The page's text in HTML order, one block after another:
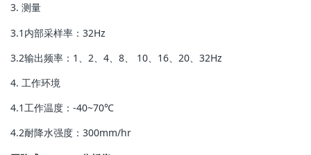
3. 测量
3.1内部采样率：32Hz
3.2输出频率：1、2、4、8、 10、16、20、32Hz
4. 工作环境
4.1工作温度：-40~70℃
4.2耐降水强度：300mm/hr